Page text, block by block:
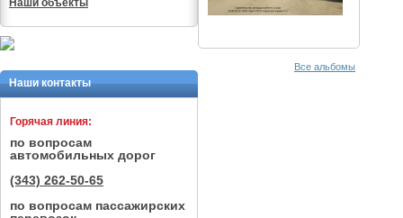
Наши объекты
Наши контакты
Горячая линия:
по вопросам
автомобильных дорог
(343) 262-50-65
по вопросам пассажирских
Все альбомы